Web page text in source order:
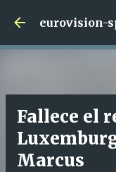
Ir
eurovision-
Fallece el
Marcus